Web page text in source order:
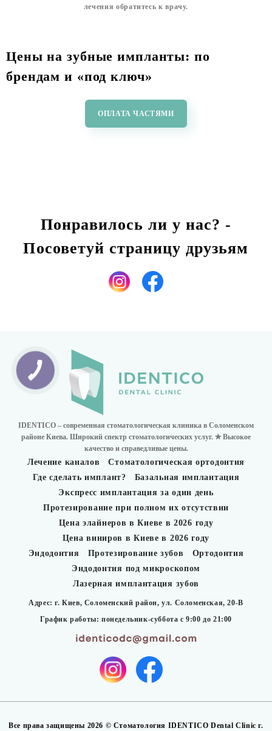
лечения обратитесь к врачу.
Цены на зубные импланты: по
брендам и «под ключ»
ОПЛАТА ЧАСТЯМИ
Понравилось ли у нас? -
Посоветуй страницу друзьям
IDENTICO – современная стоматологическая клиника в Соломенском
районе Киева. Широкий спектр стоматологических услуг. ✮ Высокое
качество и справедливые цены.
Лечение каналов
Стоматологическая ортодонтия
Где сделать имплант?
Базальная имплантация
Экспресс имплантация за один день
Протезирование при полном их отсутствии
Цена элайнеров в Киеве в 2026 году
Цена виниров в Киеве в 2026 году
Эндодонтия
Протезирование зубов
Ортодонтия
Эндодонтия под микроскопом
Лазерная имплантация зубов
Адрес: г. Киев, Соломенский район,ул. Соломенская, 20-В
График работы: понедельник-суббота с 9:00 до 21:00
Все права защищены 2026 © Стоматология IDENTICO Dental Clinic г.